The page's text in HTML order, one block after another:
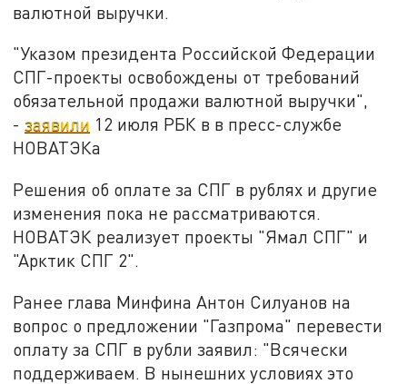
валютной выручки.
"Указом президента Российской Федерации
СПГ-проекты освобождены от требований
обязательной продажи валютной выручки",
-заявили 12 июля РБК в в пресс-службе
НОВАТЭКа
Решения об оплате за СПГ в рублях и другие
изменения пока не рассматриваются.
НОВАТЭК реализует проекты "Ямал СПГ" и
"Арктик СПГ 2".
Ранее глава Минфина Антон Силуанов на
вопрос о предложении "Газпрома" перевести
оплату за СПГ в рубли заявил: "Всячески
поддерживаем. В нынешних условиях это